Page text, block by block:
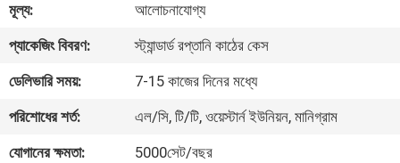
কারখানা
ভ্রমণ
মান
নিয়ন্ত্রণ
মূল্য:
আলোচনাযোগ্য
প্যাকেজিং বিবরণ:
স্ট্যান্ডার্ড রপ্তানি কাঠের কেস
ডেলিভারি সময়:
7-15 কাজের দিনের মধ্যে
পরিশোধের শর্ত:
এল/সি, টি/টি, ওয়েস্টার্ন ইউনিয়ন, মানিগ্রাম
যোগানের ক্ষমতা:
5000সেট/বছর